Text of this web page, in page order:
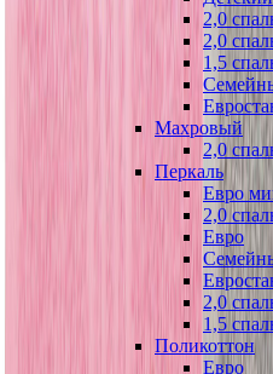
2,0
2,0
1,5
Махровый
2,0
Перкаль
Евро
2,0
Евро
2,0
1,5
Поликоттон
Евро